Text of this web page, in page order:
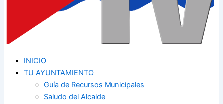
INICIO
TU AYUNTAMIENTO
Guía de Recursos Municipales
Saludo del Alcalde